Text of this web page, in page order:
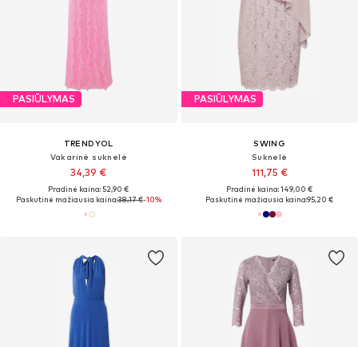
PASIŪLYMAS
TRENDYOL
Vakarinė suknelė
34,39 €
Pradinė kaina: 52,90 €
Paskutinė mažiausia kaina:38,17 €-10%
PASIŪLYMAS
SWING
Suknelė
111,75 €
Pradinė kaina: 149,00 €
Paskutinė mažiausia kaina:95,20 €